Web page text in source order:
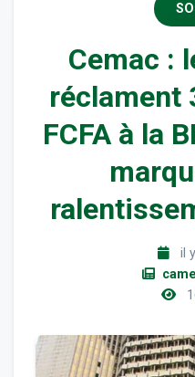
Cemac :
réclament
FCFA à la
il